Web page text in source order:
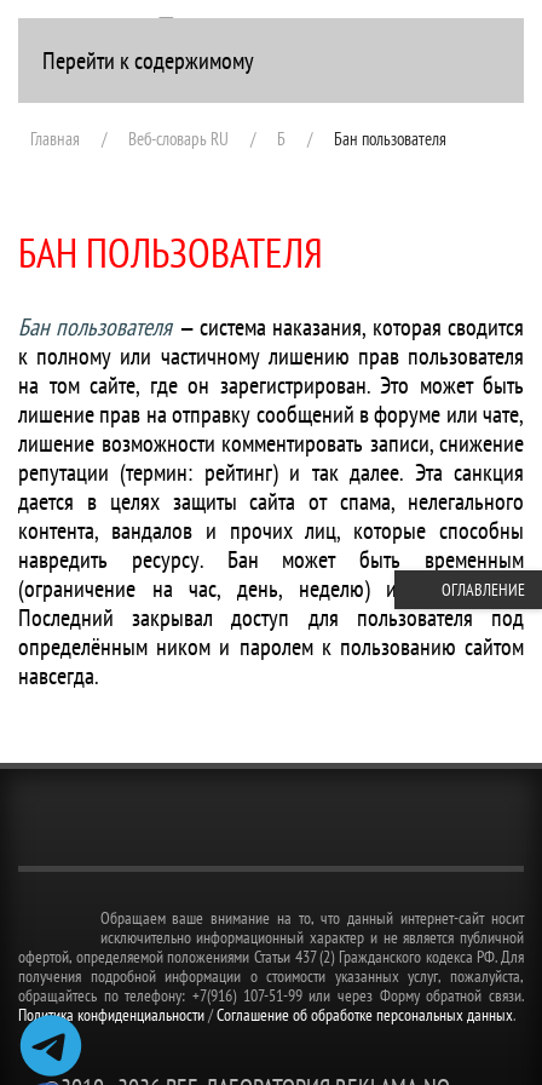
Перейти к содержимому+7(916) 107-51-99
Главная Веб-словарь RU Б Бан пользователя
БАН ПОЛЬЗОВАТЕЛЯ
Бан пользователя— система наказания, которая сводится
к полному или частичному лишению прав пользователя
на том сайте, где он зарегистрирован. Это может быть
лишение прав на отправку сообщений в форуме или чате,
лишение возможности комментировать записи, снижение
репутации (термин: рейтинг) и так далее. Эта санкция
дается в целях защиты сайта от спама, нелегального
контента, вандалов и прочих лиц, которые способны
навредить ресурсу. Бан может быть временным
(ограничение на час, день, неделю) и постоянным.
Последний закрывал доступ для пользователя под
определённым ником и паролем к пользованию сайтом
навсегда.
Обращаем ваше внимание на то, что данный интернет-сайт носит
исключительно информационный характер и не является публичной
офертой, определяемой положениями Статьи 437 (2) Гражданского кодекса РФ. Для
получения подробной информации о стоимости указанных услуг, пожалуйста,
обращайтесь по телефону: +7(916) 107-51-99 или через Форму обратной связи.
Политика конфиденциальности/Соглашение об обработке персональных данных.
ОГЛАВЛЕНИЕ